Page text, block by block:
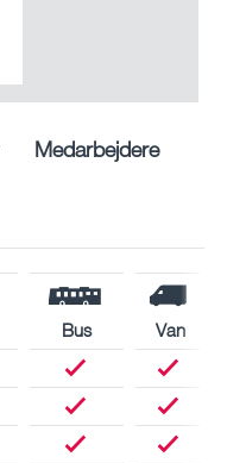
Medarbejdere
Bus
Van